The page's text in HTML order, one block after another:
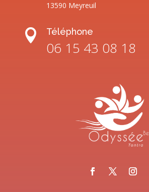
13590 Meyreuil
 Téléphone
06 15 43 08 18